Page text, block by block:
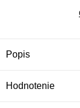
Popis
Hodnotenie